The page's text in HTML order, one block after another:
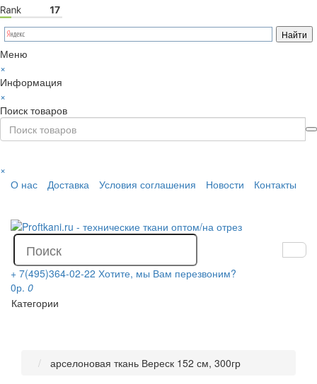
Меню
×
Информация
×
Поиск товаров
×
О нас
Доставка Условия соглашения Новости Контакты
+ 7(495)364-02-22 Хотите, мы Вам перезвоним?
0р. 0
Категории
арселоновая ткань Вереск 152 см, 300гр